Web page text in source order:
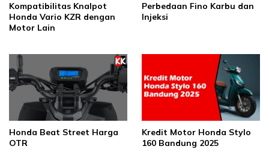
Kompatibilitas Knalpot
Honda Vario KZR dengan
Motor Lain
Perbedaan Fino Karbu dan
Injeksi
Honda Beat Street Harga
OTR
Kredit Motor Honda Stylo
160 Bandung 2025